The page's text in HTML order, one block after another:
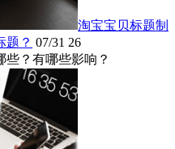
淘宝宝贝标题制
题？ 07/31 26
些？有哪些影响？